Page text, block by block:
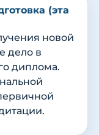
(эта
новой
дело в
диплома.